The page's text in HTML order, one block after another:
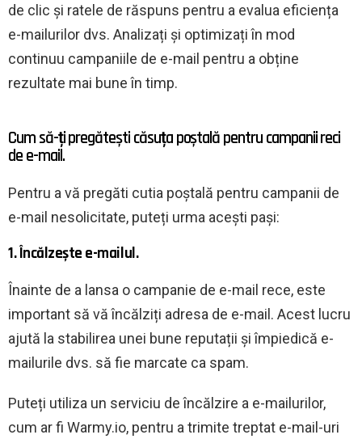
de clic și ratele de răspuns pentru a evalua eficiența
e-mailurilor dvs. Analizați și optimizați în mod
continuu campaniile de e-mail pentru a obține
rezultate mai bune în timp.
Cum să-ți pregătești căsuța poștală pentru campanii reci
de e-mail.
Pentru a vă pregăti cutia poștală pentru campanii de
e-mail nesolicitate, puteți urma acești pași:
1. Încălzește e-mailul.
Înainte de a lansa o campanie de e-mail rece, este
important să vă încălziți adresa de e-mail. Acest lucru
ajută la stabilirea unei bune reputații și împiedică e-
mailurile dvs. să fie marcate ca spam.
Puteți utiliza un serviciu de încălzire a e-mailurilor,
cum ar fi Warmy.io, pentru a trimite treptat e-mail-uri